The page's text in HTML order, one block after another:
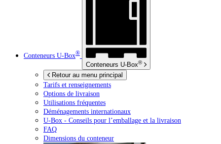
Conteneurs U-Box®
Conteneurs U-Box®
Retour au menu principal
Tarifs et renseignements
Options de livraison
Utilisations fréquentes
Déménagements internationaux
U-Box - Conseils pour l’emballage et la livraison
FAQ
Dimensions du conteneur